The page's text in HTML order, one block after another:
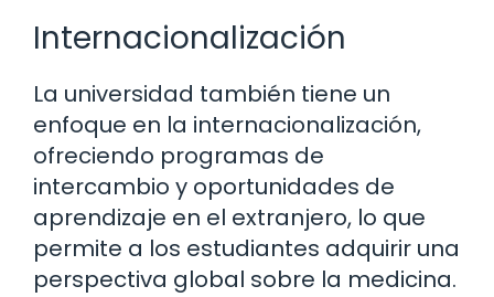
Internacionalización
La universidad también tiene un
enfoque en la internacionalización,
ofreciendo programas de
intercambio y oportunidades de
aprendizaje en el extranjero, lo que
permite a los estudiantes adquirir una
perspectiva global sobre la medicina.